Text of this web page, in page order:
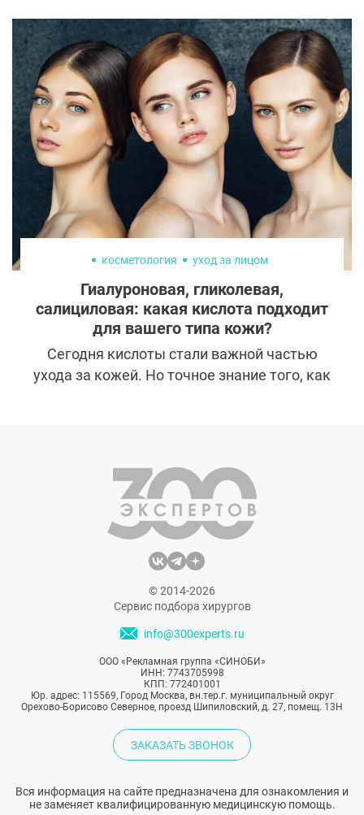
пациенты 18-25 лет с конкретными
запросами, визуальными ориентирами из
социальных сетей и уверенностью в том,
что лучше сделать операцию сейчас.
Однако раннее вмешательство далеко не
всегда является проявлением осознанной
заботы о себе. В ряде случаев оно
становится следствием спешки и
внешнего давления. Чтобы понять, когда
пластика в молодом возрасте
действительно оправдана, важно
разделять медицинские показания,
психологические мотивы и модные
тенденции.
косметология уход за лицом
Гиалуроновая, гликолевая,
салициловая: какая кислота подходит
для вашего типа кожи?
Сегодня кислоты стали важной частью
ухода за кожей. Но точное знание того, как
© 2014-2026
Сервис подбора хирургов
info@300experts.ru
ООО «Рекламная группа «СИНОБИ»
ИНН: 7743705998
КПП: 772401001
Юр. адрес: 115569, Город Москва, вн.тер.г. муниципальный округ
Орехово-Борисово Северное, проезд Шипиловский, д. 27, помещ. 13Н
ЗАКАЗАТЬ ЗВОНОК
Вся информация на сайте предназначена для ознакомления и
не заменяет квалифицированную медицинскую помощь.